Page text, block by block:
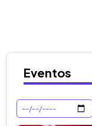
Eventos